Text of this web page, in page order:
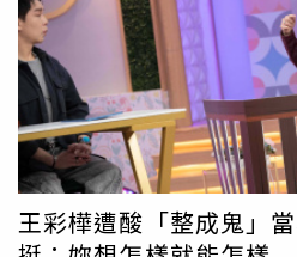
外，居然還驚見Energy的金曲
上〉，讓所有成員都心跳加速，
跳體力大挑戰。首先上場的是
的歌曲〈9%的醉〉，其中
的高張力編排，讓銀赫忍不住笑
段。」牛奶老師大讚Lydia有演
與妃妃則在〈Drama Queen〉
入武打元素與「終極系列」靈感
演一秒變裝，讓銀赫忍不住虧：
王彩樺遭酸「整成鬼」